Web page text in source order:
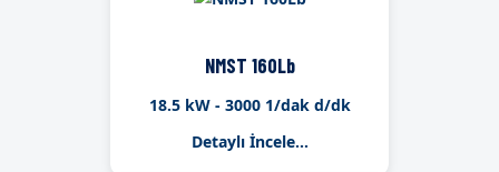
NMST 160Lb
18.5 kW - 3000 1/dak d/dk
Detaylı İncele...